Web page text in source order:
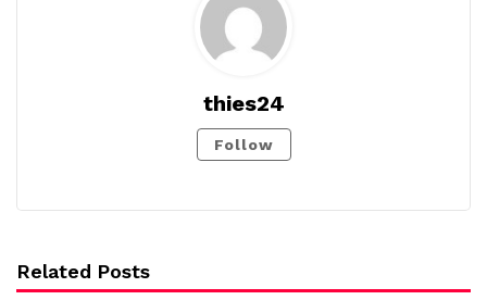
thies24
Follow
Related Posts